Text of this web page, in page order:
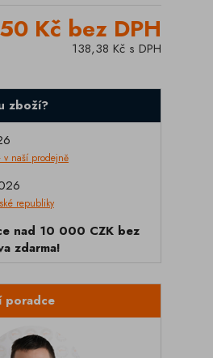
Kč bez DPH
138,38 Kč s DPH
zboží?
v naší prodejně
republiky
nad 10 000 CZK bez
zdarma!
poradce